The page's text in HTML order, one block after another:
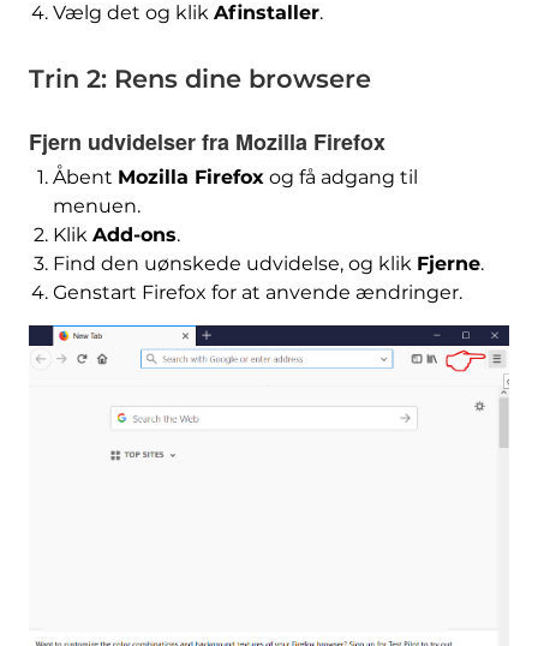
Vælg det og klik Afinstaller.
Trin 2: Rens dine browsere
Fjern udvidelser fra Mozilla Firefox
Åbent Mozilla Firefoxog få adgang til
menuen.
Klik Add-ons.
Find den uønskede udvidelse, og klik Fjerne.
Genstart Firefox for at anvende ændringer.